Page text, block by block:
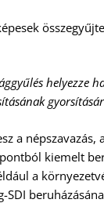
a
kiemelt
a